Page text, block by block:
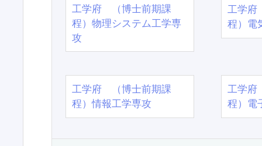
工学府 （博士前期課
程）物理システム工学専
攻
工学
程）電
工学府 （博士前期課
程）情報工学専攻
工学
程）電